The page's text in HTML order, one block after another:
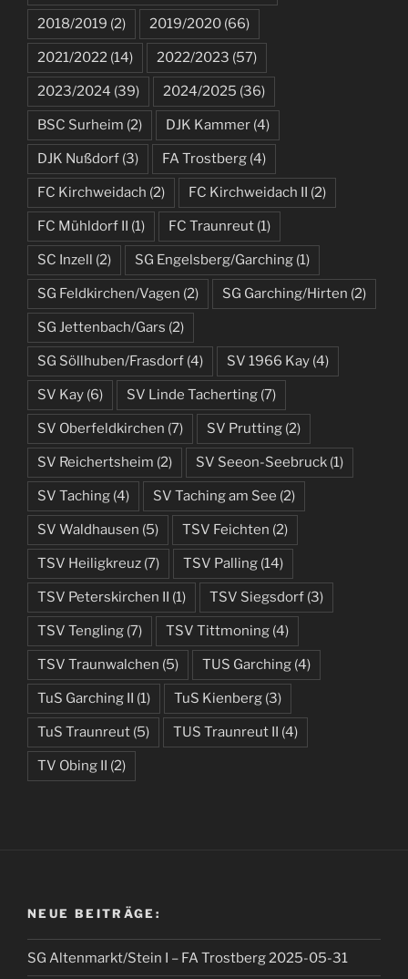
2018/2019 (2) 2019/2020 (66)
2021/2022 (14) 2022/2023 (57)
2023/2024 (39) 2024/2025 (36)
BSC Surheim (2) DJK Kammer (4)
DJK Nußdorf (3) FA Trostberg (4)
FC Kirchweidach (2) FC Kirchweidach II (2)
FC Mühldorf II (1) FC Traunreut (1)
SC Inzell (2) SG Engelsberg/Garching (1)
SG Feldkirchen/Vagen (2) SG Garching/Hirten (2)
SG Jettenbach/Gars (2)
SG Söllhuben/Frasdorf (4) SV 1966 Kay (4)
SV Kay (6) SV Linde Tacherting (7)
SV Oberfeldkirchen (7) SV Prutting (2)
SV Reichertsheim (2) SV Seeon-Seebruck (1)
SV Taching (4) SV Taching am See (2)
SV Waldhausen (5) TSV Feichten (2)
TSV Heiligkreuz (7) TSV Palling (14)
TSV Peterskirchen II (1) TSV Siegsdorf (3)
TSV Tengling (7) TSV Tittmoning (4)
TSV Traunwalchen (5) TUS Garching (4)
TuS Garching II (1) TuS Kienberg (3)
TuS Traunreut (5) TUS Traunreut II (4)
TV Obing II (2)
NEUE BEITRÄGE:
SG Altenmarkt/Stein I – FA Trostberg 2025-05-31